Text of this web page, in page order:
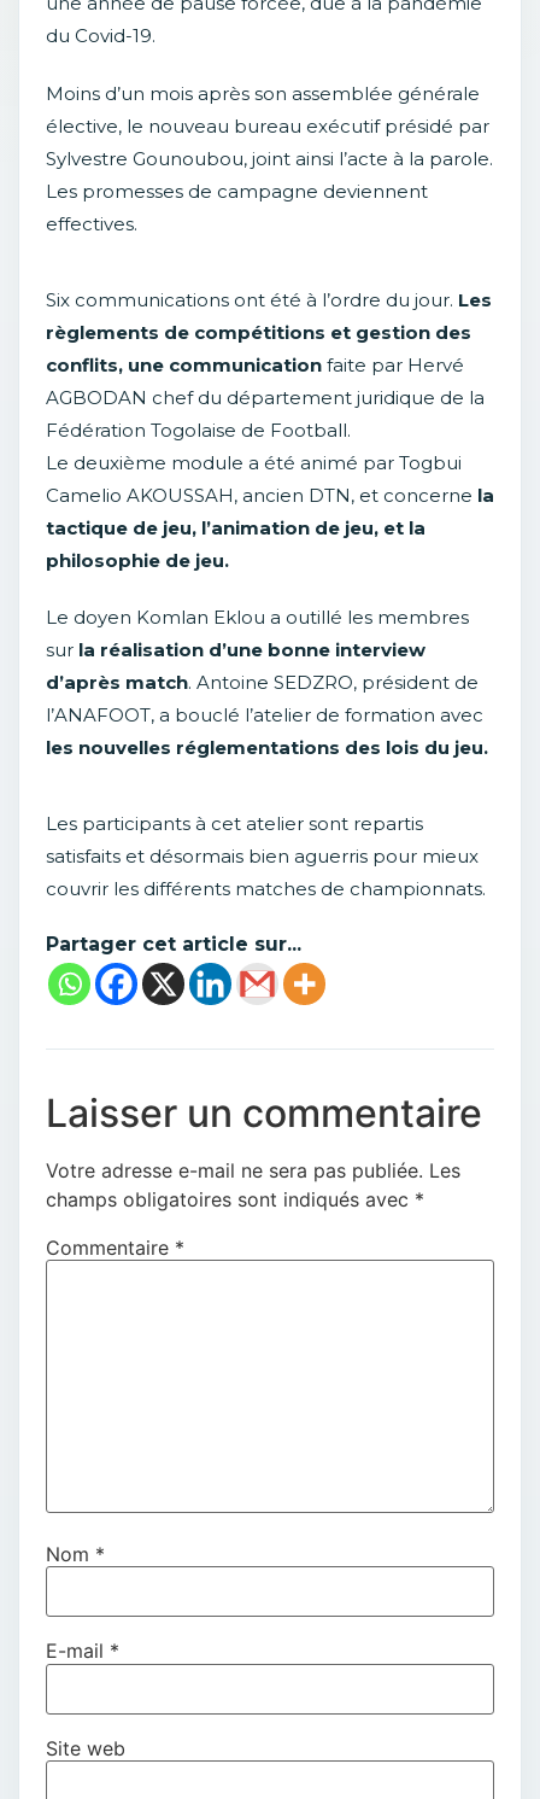
du Covid-19.
Moins d’un mois après son assemblée générale
élective, le nouveau bureau exécutif présidé par
Sylvestre Gounoubou, joint ainsi l’acte à la parole.
Les promesses de campagne deviennent
effectives.
Six communications ont été à l’ordre du jour. Les
règlements de compétitions et gestion des
conflits, une communication faite par Hervé
AGBODAN chef du département juridique de la
Fédération Togolaise de Football.
Le deuxième module a été animé par Togbui
Camelio AKOUSSAH, ancien DTN, et concerne la
tactique de jeu, l’animation de jeu, et la
philosophie de jeu.
Le doyen Komlan Eklou a outillé les membres
sur la réalisation d’une bonne interview
d’après match. Antoine SEDZRO, président de
l’ANAFOOT, a bouclé l’atelier de formation avec
les nouvelles réglementations des lois du jeu.
Les participants à cet atelier sont repartis
satisfaits et désormais bien aguerris pour mieux
couvrir les différents matches de championnats.
Partager cet article sur...
Laisser un commentaire
Votre adresse e-mail ne sera pas publiée. Les
champs obligatoires sont indiqués avec *
Commentaire *
Nom *
E-mail *
Site web